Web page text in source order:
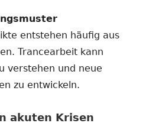
entstehen häufig aus
Trancearbeit kann
verstehen und neue
zu entwickeln.
akuten Krisen